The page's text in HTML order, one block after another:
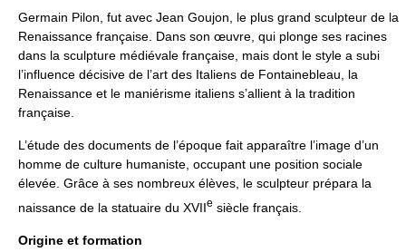
Germain Pilon, fut avec Jean Goujon, le plus grand sculpteur de la
Renaissance française. Dans son œuvre, qui plonge ses racines
dans la sculpture médiévale française, mais dont le style a subi
l’influence décisive de l’art des Italiens de Fontainebleau, la
Renaissance et le maniérisme italiens s’allient à la tradition
française.
L’étude des documents de l’époque fait apparaître l’image d’un
homme de culture humaniste, occupant une position sociale
élevée. Grâce à ses nombreux élèves, le sculpteur prépara la
naissance de la statuaire du XVIIe siècle français.
Origine et formation